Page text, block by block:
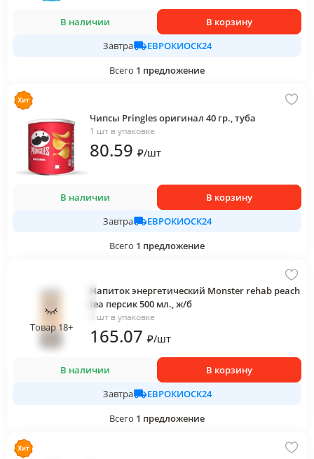
В наличии
В корзину
Завтра
ЕВРОКИОСК24
Всего 1 предложение
Чипсы Pringles оригинал 40 гр., туба
1 шт в упаковке
80.59 ₽/шт
В наличии
В корзину
Завтра
ЕВРОКИОСК24
Всего 1 предложение
Товар 18+
Напиток энергетический Monster rehab peach
tea персик 500 мл., ж/б
6 шт в упаковке
165.07 ₽/шт
В наличии
В корзину
Завтра
ЕВРОКИОСК24
Всего 1 предложение